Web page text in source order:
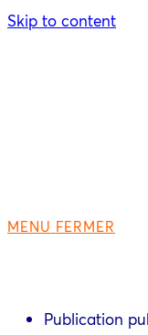
Skip to content
MENU FERMER
Publication